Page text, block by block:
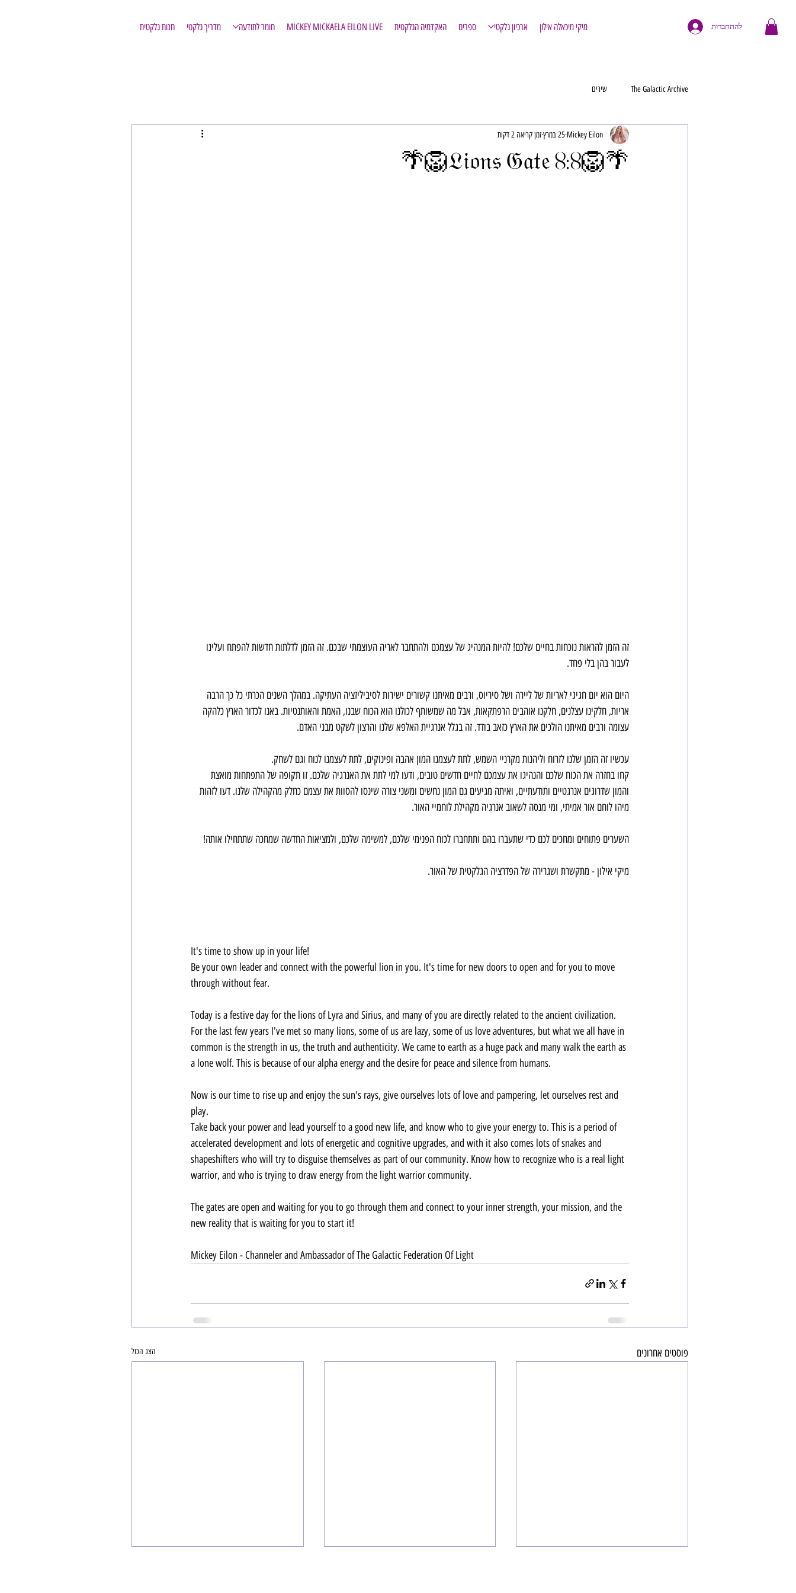
מיקי מיכאלה אילון ארכיון גלקטי ספרים האקדמיה הגלקטית MICKEY MICKAELA EILON LIVE חומר לתודעה מדריך גלקטי חנות גלקטית להתחברות
The Galactic Archive שירים
🌴🦁8:8 𝔏𝔦𝔬𝔫𝔰 𝔊𝔞𝔱𝔢🦁🌴
Mickey Eilon 25 במרץ זמן קריאה 2 דקות
זה הזמן להראות נוכחות בחיים שלכם! להיות המנהיג של עצמכם ולהתחבר לאריה העוצמתי שבכם. זה הזמן לדלתות חדשות להפתח ועלינו
לעבור בהן בלי פחד.
היום הוא יום חגיגי לאריות של ליירה ושל סיריוס, ורבים מאיתנו קשורים ישירות לסיביליזציה העתיקה. במהלך השנים הכרתי כל כך הרבה
אריות, חלקינו עצלנים, חלקנו אוהבים הרפתקאות, אבל מה שמשותף לכולנו הוא הכוח שבנו, האמת והאותנטיות. באנו לכדור הארץ כלהקה
עצומה ורבים מאיתנו הולכים את הארץ כזאב בודד. זה בגלל אנרגיית האלפא שלנו והרצון לשקט מבני האדם.
עכשיו זה הזמן שלנו לזרוח וליהנות מקרניי השמש, לתת לעצמנו המון אהבה ופינוקים, לתת לעצמנו לנוח וגם לשחק.
קחו בחזרה את הכוח שלכם והנהיגו את עצמכם לחיים חדשים טובים, ודעו למי לתת את האנרגיה שלכם. זו תקופה של התפתחות מואצת
והמון שדרוגים אנרגטיים ותודעתיים, ואיתה מגיעים גם המון נחשים ומשני צורה שינסו להסוות את עצמם כחלק מהקהילה שלנו. דעו לזהות
מיהו לוחם אור אמיתי, ומי מנסה לשאוב אנרגיה מקהילת לוחמיי האור.
השערים פתוחים ומחכים לכם כדי שתעברו בהם ותתחברו לכוח הפנימי שלכם, למשימה שלכם, ולמציאות החדשה שמחכה שתתחילו אותה!
מיקי אילון - מתקשרת ושגרירה של הפדרציה הגלקטית של האור.
It's time to show up in your life!
Be your own leader and connect with the powerful lion in you. It's time for new doors to open and for you to move
through without fear.
Today is a festive day for the lions of Lyra and Sirius, and many of you are directly related to the ancient civilization.
For the last few years I've met so many lions, some of us are lazy, some of us love adventures, but what we all have in
common is the strength in us, the truth and authenticity. We came to earth as a huge pack and many walk the earth as
a lone wolf. This is because of our alpha energy and the desire for peace and silence from humans.
Now is our time to rise up and enjoy the sun's rays, give ourselves lots of love and pampering, let ourselves rest and
play.
Take back your power and lead yourself to a good new life, and know who to give your energy to. This is a period of
accelerated development and lots of energetic and cognitive upgrades, and with it also comes lots of snakes and
shapeshifters who will try to disguise themselves as part of our community. Know how to recognize who is a real light
warrior, and who is trying to draw energy from the light warrior community.
The gates are open and waiting for you to go through them and connect to your inner strength, your mission, and the
new reality that is waiting for you to start it!
Mickey Eilon - Channeler and Ambassador of The Galactic Federation Of Light
פוסטים אחרונים הצג הכול